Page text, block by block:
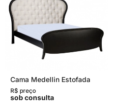
Cama Medellin Estofada
R$ preço
sob consulta